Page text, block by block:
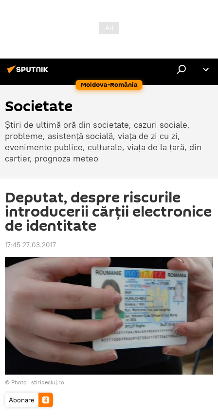
Moldova-România
Societate
Știri de ultimă oră din societate, cazuri sociale,
probleme, asistență socială, viața de zi cu zi,
evenimente publice, culturale, viața de la țară, din
cartier, prognoza meteo
Deputat, despre riscurile
introducerii cărții electronice
de identitate
17:45 27.03.2017
© Photo : stiridecluj.ro
Abonare